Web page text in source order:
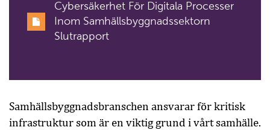
Cybersäkerhet För Digitala Processer
Inom Samhällsbyggnadssektorn
Slutrapport
Samhällsbyggnadsbranschen ansvarar för kritisk
infrastruktur som är en viktig grund i vårt samhälle.